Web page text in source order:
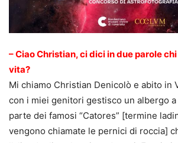
– Ciao Christian, ci dici in due parole
vita?
Mi chiamo Christian Denicolò e abito in
con i miei genitori gestisco un albergo a
parte dei famosi “Catores” [termine
vengono chiamate le pernici di roccia]